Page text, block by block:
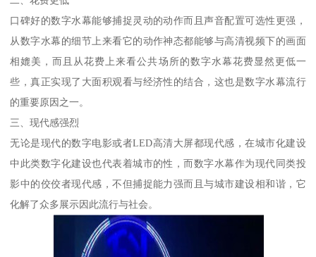
口碑好的数字水幕能够捕捉灵动的动作而且声音配置可选性更强，
从数字水幕的细节上来看它的动作神态都能够与高清视频下的画面
相媲美，而且从花费上来看公共场所的数字水幕花费显然更低一
些，真正实现了大面积观看与经济性的结合，这也是数字水幕流行
的重要原因之一。
三、现代感强烈
无论是现代的数字电影或者LED高清大屏都现代感，在城市化建设
中此类数字化建设也代表着城市的性，而数字水幕作为现代同类投
影中的佼佼者现代感，不但捕捉能力强而且与城市建设相和谐，它
化解了众多展示因此流行与社会。